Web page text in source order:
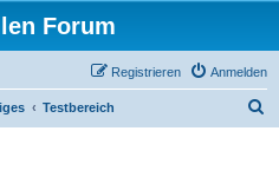
Forum
Anmelden
Registrieren
Testbereich